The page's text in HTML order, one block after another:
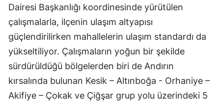
Dairesi Başkanlığı koordinesinde yürütülen
çalışmalarla, ilçenin ulaşım altyapısı
güçlendirilirken mahallelerin ulaşım standardı da
yükseltiliyor. Çalışmaların yoğun bir şekilde
sürdürüldüğü bölgelerden biri de Andırın
kırsalında bulunan Kesik – Altınboğa - Orhaniye –
Akifiye – Çokak ve Çiğşar grup yolu üzerindeki 5